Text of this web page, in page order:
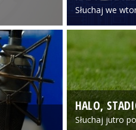
Słuchaj we
HALO,
Słuchaj jutro